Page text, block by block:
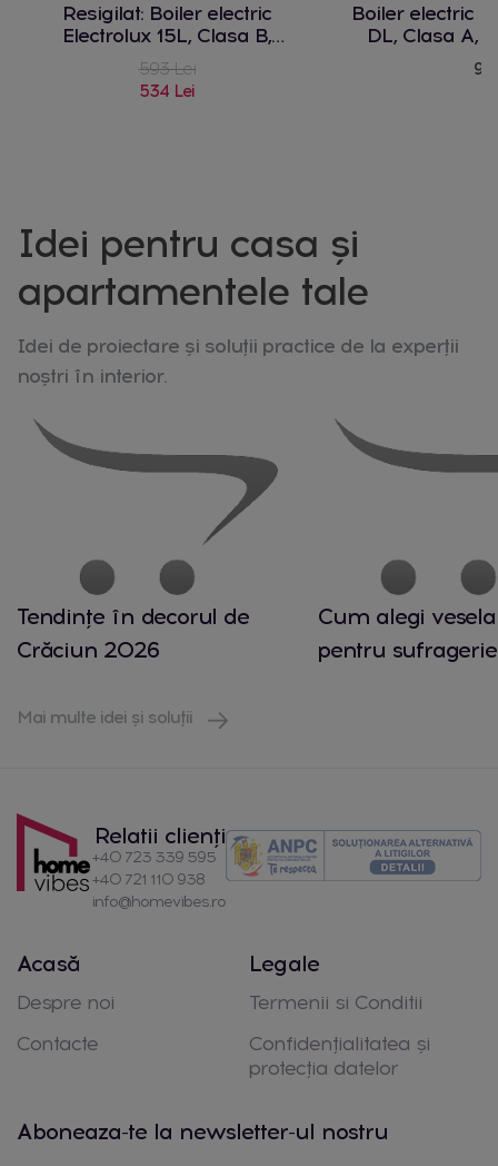
Resigilat: Boiler electric
Electrolux 15L, Clasa B,
2500W,alimentare jos,
termostat mecanic, clasa de
rezistenta IPX4, protectie la
593 Lei
534 Lei
Boiler electric
DL, Clasa A,
trepte de
electronic,
Idei pentru casa și
apartamentele tale
Idei de proiectare și soluții practice de la experții
noștri în interior.
Tendințe în decorul de
Crăciun 2026
Cum alegi
pentru sufragerie
Mai multe idei și soluții
Relatii clienți
+40 723 339 595
+40 721 110 938
info@homevibes.ro
Acasă
Despre noi
Contacte
Legale
Termenii si Conditii
Confidențialitatea și
protecția datelor
Aboneaza-te la newsletter-ul nostru